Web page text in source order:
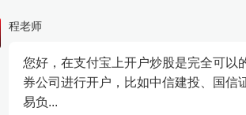
程老师
您好，在支付宝上开户炒股是完全可以
券公司进行开户，比如中信建投、国信
易负...